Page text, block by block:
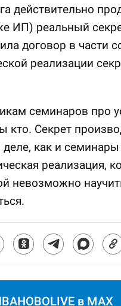
действительно
ИП) реальный
договор в части
реализации
семинаров про
кто. Секрет
как и семинары
реализация,
невозможно
в MAX